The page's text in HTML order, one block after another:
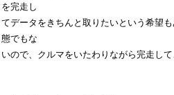
を完走し
てデータをきちんと取りたいという希望
態でもな
いので、クルマをいたわりながら完走し